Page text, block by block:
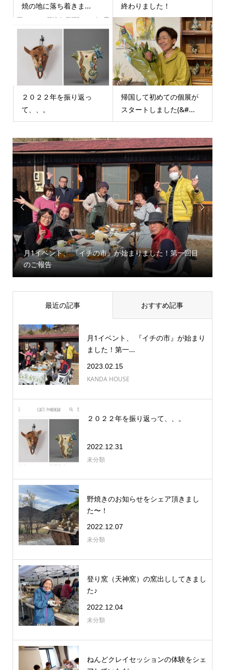
焼の地に落ち着きま...
終わりました！
２０２２年を振り返っ
て、、。
帰国して初めての個展が
スタートしました(&#...

イチの市』が始まりました！第一回目
野焼きのお知らせをシ

最近の記事 おすすめ記事
月1イベント、 『イチの市』が始まり
ました！第一...
2023.02.15
KANDA HOUSE
２０２２年を振り返って、、。
2022.12.31
未分類
野焼きのお知らせをシェア頂きまし
た〜！
2022.12.07
未分類
登り窯（天神窯）の窯出ししてきまし
た♪
2022.12.04
未分類
ねんどクレイセッションの体験をシェ